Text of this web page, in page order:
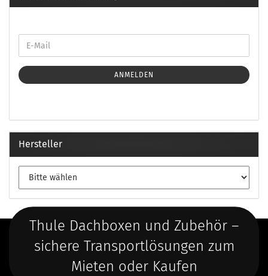
ANMELDEN
Hersteller
Thule Dachboxen und Zubehör –
sichere Transportlösungen zum
Mieten oder Kaufen